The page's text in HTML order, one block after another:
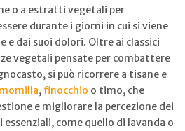
o a estratti vegetali per
durante i giorni in cui si viene
e dai suoi dolori. Oltre ai classici
vegetali pensate per combattere
si può ricorrere a tisane e
, finocchio o timo, che
e migliorare la percezione dei
come quello di lavanda o